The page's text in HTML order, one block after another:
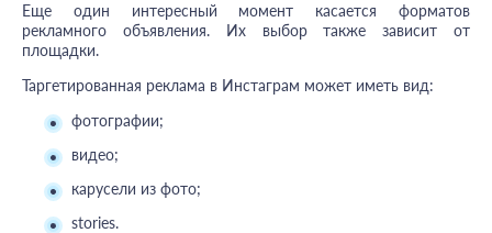
Еще один интересный момент касается форматов
рекламного объявления. Их выбор также зависит от
площадки.
Таргетированная реклама в Инстаграм может иметь вид:
фотографии;
видео;
карусели из фото;
stories.